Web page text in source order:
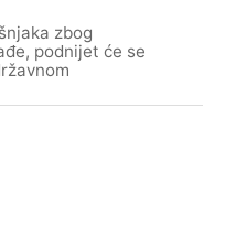
zbog
podnijet će se